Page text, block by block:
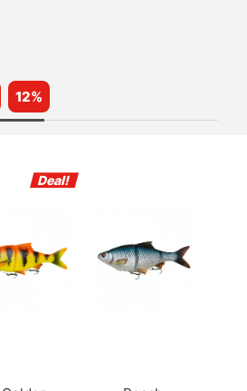
12%